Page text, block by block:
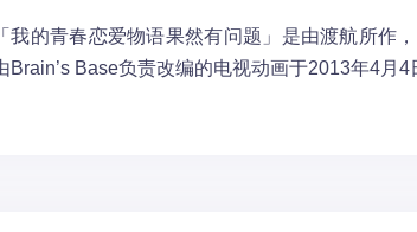
「我的青春恋爱物语果然有问题」是由渡航所作
Brain’s Base负责改编的电视动画于2013年4月4